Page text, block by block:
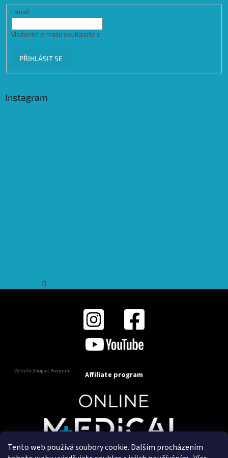
Tento web používá soubory cookie. Dalším procházením
E-mail
Vložením e-mailu souhlasíte s
PŘIHLÁSIT SE
Instagram
Vytvořil Shoptet Premium Affiliate program